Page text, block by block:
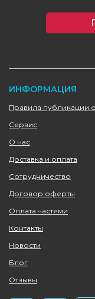
ИНФОРМАЦИЯ
Правила публикации
Сервис
О нас
Доставка и оплата
Сотрудничество
Договор оферты
Оплата частями
Контакты
Новости
Блог
Отзывы